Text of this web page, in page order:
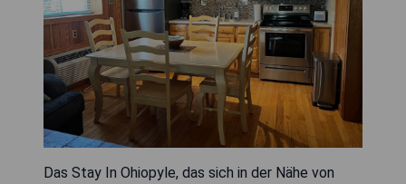
Das Stay In Ohiopyle, das sich in der Nähe von